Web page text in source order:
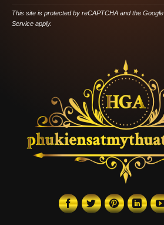
This site is protected by reCAPTCHA and the Google
Serviceapply.